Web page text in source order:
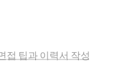
접 팁과 이력서 작성